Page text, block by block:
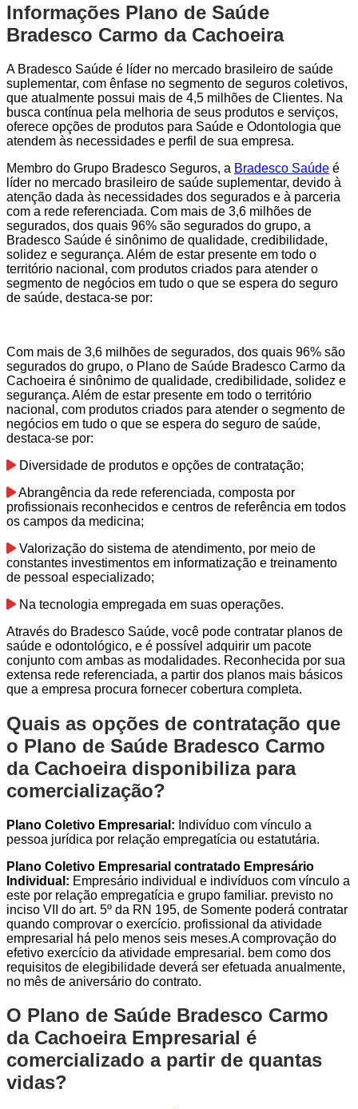
Informações Plano de Saúde
Bradesco Carmo da Cachoeira
A Bradesco Saúde é líder no mercado brasileiro de saúde
suplementar, com ênfase no segmento de seguros coletivos,
que atualmente possui mais de 4,5 milhões de Clientes. Na
busca contínua pela melhoria de seus produtos e serviços,
oferece opções de produtos para Saúde e Odontologia que
atendem às necessidades e perfil de sua empresa.
Membro do Grupo Bradesco Seguros, a Bradesco Saúde é
líder no mercado brasileiro de saúde suplementar, devido à
atenção dada às necessidades dos segurados e à parceria
com a rede referenciada. Com mais de 3,6 milhões de
segurados, dos quais 96% são segurados do grupo, a
Bradesco Saúde é sinônimo de qualidade, credibilidade,
solidez e segurança. Além de estar presente em todo o
território nacional, com produtos criados para atender o
segmento de negócios em tudo o que se espera do seguro
de saúde, destaca-se por:
Com mais de 3,6 milhões de segurados, dos quais 96% são
segurados do grupo, o Plano de Saúde Bradesco Carmo da
Cachoeira é sinônimo de qualidade, credibilidade, solidez e
segurança. Além de estar presente em todo o território
nacional, com produtos criados para atender o segmento de
negócios em tudo o que se espera do seguro de saúde,
destaca-se por:
Diversidade de produtos e opções de contratação;
Abrangência da rede referenciada, composta por
profissionais reconhecidos e centros de referência em todos
os campos da medicina;
Valorização do sistema de atendimento, por meio de
constantes investimentos em informatização e treinamento
de pessoal especializado;
Na tecnologia empregada em suas operações.
Através do Bradesco Saúde, você pode contratar planos de
saúde e odontológico, e é possível adquirir um pacote
conjunto com ambas as modalidades. Reconhecida por sua
extensa rede referenciada, a partir dos planos mais básicos
que a empresa procura fornecer cobertura completa.
Quais as opções de contratação que
o Plano de Saúde Bradesco Carmo
da Cachoeira disponibiliza para
comercialização?
Plano Coletivo Empresarial: Indivíduo com vínculo a
pessoa jurídica por relação empregatícia ou estatutária.
Plano Coletivo Empresarial contratado Empresário
Individual: Empresário individual e indivíduos com vínculo a
este por relação empregatícia e grupo familiar. previsto no
inciso VII do art. 5º da RN 195, de Somente poderá contratar
quando comprovar o exercício. profissional da atividade
empresarial há pelo menos seis meses.A comprovação do
efetivo exercício da atividade empresarial. bem como dos
requisitos de elegibilidade deverá ser efetuada anualmente,
no mês de aniversário do contrato.
O Plano de Saúde Bradesco Carmo
da Cachoeira Empresarial é
comercializado a partir de quantas
vidas?